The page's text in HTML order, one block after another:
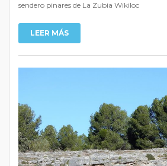
sendero pinares de La Zubia Wikiloc
LEER MÁS